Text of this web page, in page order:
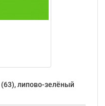
липово-зелёный